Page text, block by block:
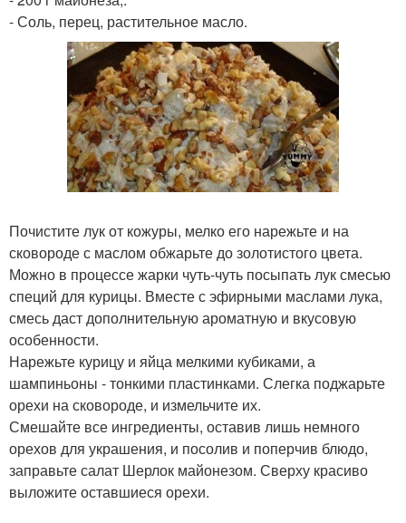
- Соль, перец, растительное масло.
Почистите лук от кожуры, мелко его нарежьте и на
сковороде с маслом обжарьте до золотистого цвета.
Можно в процессе жарки чуть-чуть посыпать лук смесью
специй для курицы. Вместе с эфирными маслами лука,
смесь даст дополнительную ароматную и вкусовую
особенности.
Нарежьте курицу и яйца мелкими кубиками, а
шампиньоны - тонкими пластинками. Слегка поджарьте
орехи на сковороде, и измельчите их.
Смешайте все ингредиенты, оставив лишь немного
орехов для украшения, и посолив и поперчив блюдо,
заправьте салат Шерлок майонезом. Сверху красиво
выложите оставшиеся орехи.